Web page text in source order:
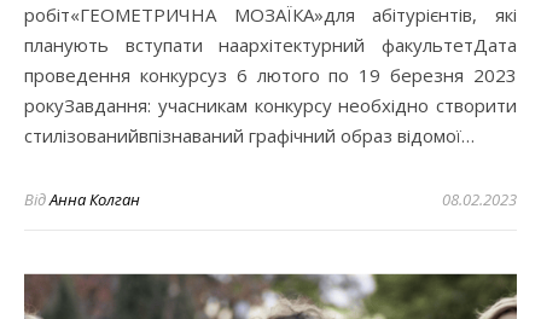
робіт«ГЕОМЕТРИЧНА МОЗАЇКА»для абітурієнтів, які
планують вступати наархітектурний факультетДата
проведення конкурсуз 6 лютого по 19 березня 2023
рокуЗавдання: учасникам конкурсу необхідно створити
стилізованийвпізнаваний графічний образ відомої…
ВідАнна Колган 08.02.2023